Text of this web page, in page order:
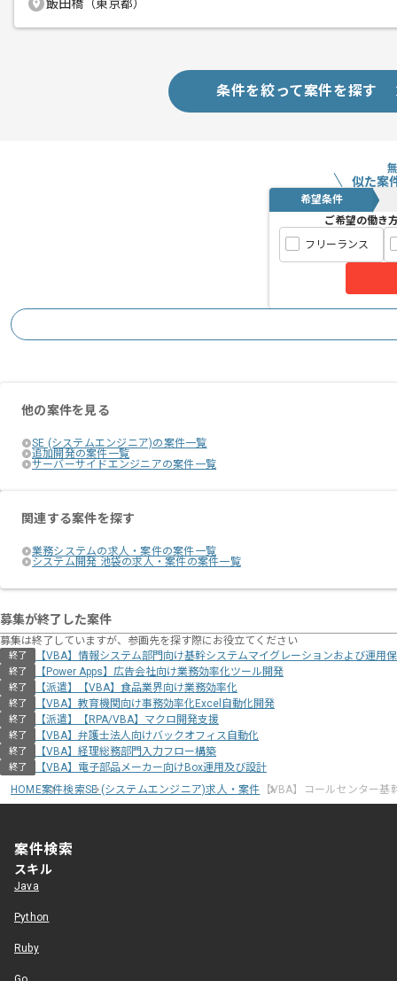
飯田橋（東京都）
条件を絞って案件を探す
似た案
希望条件
ご希望の働き
フリーランス
他の案件を見る
SE (システムエンジニア)の案件一覧
追加開発の案件一覧
サーバーサイドエンジニアの案件一覧
関連する案件を探す
業務システムの求人・案件の案件一覧
システム開発 池袋の求人・案件の案件一覧
募集が終了した案件
募集は終了していますが、参画先を探す際にお役立てください
終了 【VBA】情報システム部門向け基幹システムマイグレーションおよび運用
終了 【Power Apps】広告会社向け業務効率化ツール開発
終了 【派遣】【VBA】食品業界向け業務効率化
終了 【VBA】教育機関向け事務効率化Excel自動化開発
終了 【派遣】【RPA/VBA】マクロ開発支援
終了 【VBA】弁護士法人向けバックオフィス自動化
終了 【VBA】経理総務部門入力フロー構築
終了
【VBA】電子部品メーカー向けBox運用及び設計
HOME案件検索SE (システムエンジニア)求人・案件 【VBA】コールセンター
案件検索
スキル
Java
Python
Ruby